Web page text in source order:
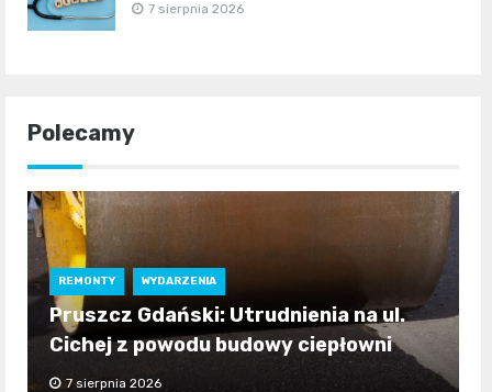
7 sierpnia 2026
Polecamy
REMONTY WYDARZENIA
Pruszcz Gdański: Utrudnienia na ul.
Cichej z powodu budowy ciepłowni
7 sierpnia 2026